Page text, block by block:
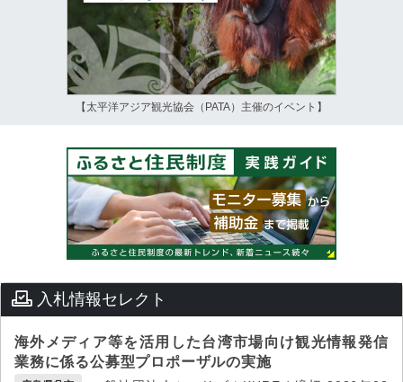
【太平洋アジア観光協会（PATA）主催のイベント】
入札情報セレクト
海外メディア等を活用した台湾市場向け観光情報発信
業務に係る公募型プロポーザルの実施